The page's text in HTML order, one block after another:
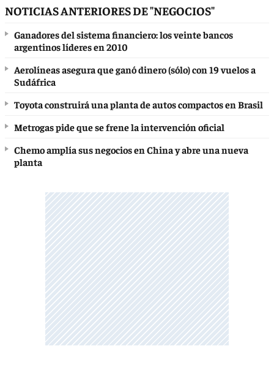
NOTICIAS ANTERIORES DE "NEGOCIOS"
Ganadores del sistema financiero: los veinte bancos
argentinos líderes en 2010
Aerolíneas asegura que ganó dinero (sólo) con 19 vuelos a
Sudáfrica
Toyota construirá una planta de autos compactos en Brasil
Metrogas pide que se frene la intervención oficial
Chemo amplía sus negocios en China y abre una nueva
planta